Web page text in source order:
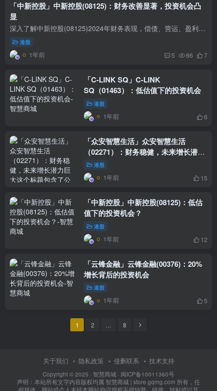
「中新控股」中新控股(08125)：财务改善显著，投资机会凸
显
深入了解中新控股(08125)2024年财务表现，偿债、营运、盈利及成长能力均有所改善，内在价值被低估，立即点击获取详细投资报告！
港股
1年前 5 66 7
「C-LINK SQ」C-LINK
SQ（01463）：低估值下的投资机会
港股
1年前 6
「众安智慧生活」众安智慧生活
（02271）：财务稳健，未来增长潜力
巨大这个标题包含了公司名称和股票代
码，强调了公司的财务状况和
港股
1年前 15
「中新控股」中新控股(08125)：低估
值下的投资机会？
港股
1年前 12
「云锋金融」云锋金融(00376)：20%
增长背后的投资机会
港股
1年前 5
1 2 … 8
关于我们 隐私政策 侵删联系 技术支持
Copyright © 2025 · 智慧商城 · 闽ICP备10011360号
声明：本站所有文字内容版权均属 智慧商城 | store.gqmg.com 所有，任